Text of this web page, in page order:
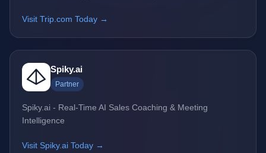
Visit Trip.com Today →
Spiky.ai
Partner
Spiky.ai - Real-Time AI Sales Coaching & Meeting
Intelligence
Visit Spiky.ai Today →